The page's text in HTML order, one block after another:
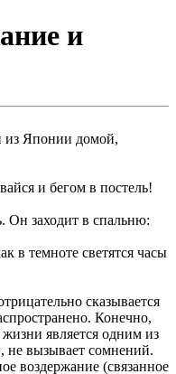
и
из Японии домой,
и бегом в постель!
Он заходит в спальню:
в темноте светятся часы
сказывается
Конечно,
жизни является одним из
не вызывает сомнений.
воздержание (связанное